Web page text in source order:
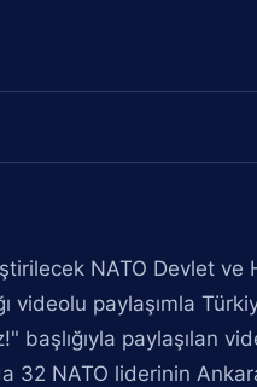
NATO Devlet ve
videolu paylaşımla
başlığıyla paylaşılan
32 NATO liderinin